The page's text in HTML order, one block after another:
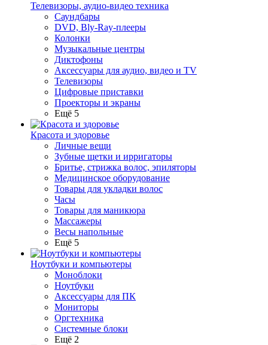
Телевизоры, аудио-видео техника
Саундбары
DVD, Bly-Ray-плееры
Колонки
Музыкальные центры
Диктофоны
Аксессуары для аудио, видео и TV
Телевизоры
Цифровые приставки
Проекторы и экраны
Ещё 5
Красота и здоровье
Личные вещи
Зубные щетки и ирригаторы
Бритье, стрижка волос, эпиляторы
Медицинское оборудование
Товары для укладки волос
Часы
Товары для маникюра
Массажеры
Весы напольные
Ещё 5
Ноутбуки и компьютеры
Моноблоки
Ноутбуки
Аксессуары для ПК
Мониторы
Оргтехника
Системные блоки
Ещё 2